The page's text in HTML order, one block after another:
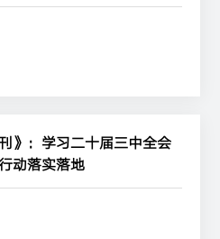
》：学习二十届三中全会
动落实落地